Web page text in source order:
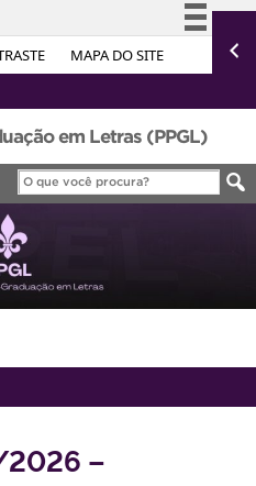
MAPA DO SITE
Simplifique!
Acesso à informação
Legislação
em Letras (PPGL)
2026 –